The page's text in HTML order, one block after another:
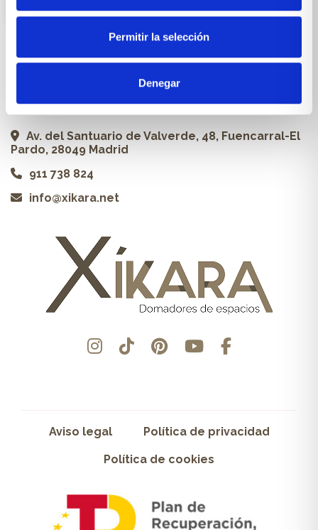
Permitir la selección
Denegar
Contacto
Xikara | Tienda de muebles
Av. del Santuario de Valverde, 48, Fuencarral-El
Pardo, 28049 Madrid
911 738 824
info@xikara.net
Aviso legal Política de privacidad
Política de cookies